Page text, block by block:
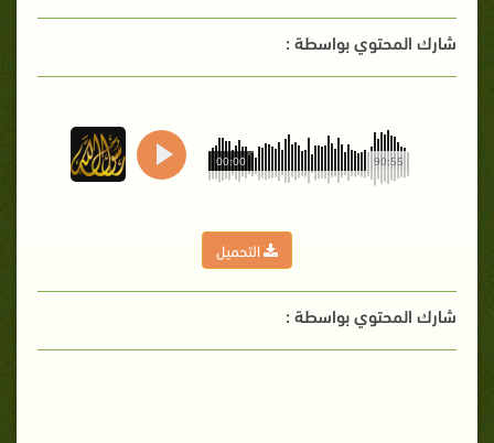
شارك المحتوي بواسطة :
90:55
00:00
التحميل
شارك المحتوي بواسطة :